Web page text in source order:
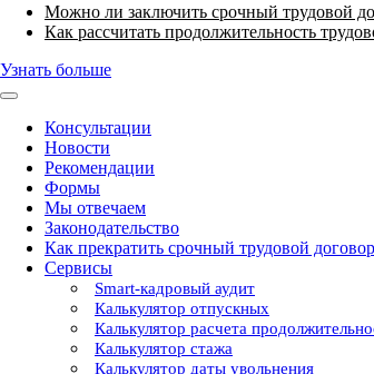
Можно ли заключить срочный трудовой
Как рассчитать продолжительность
Узнать больше
Консультации
Новости
Рекомендации
Формы
Мы отвечаем
Законодательство
Как прекратить срочный трудовой договор
Сервисы
Smart-кадровый аудит
Калькулятор отпускных
Калькулятор расчета
Калькулятор стажа
Калькулятор даты увольнения